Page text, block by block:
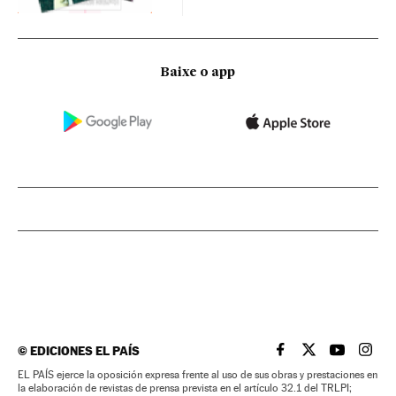
Baixe o app
©EDICIONES EL PAÍS EL PAÍS BRASIL EN
EL PAÍSEL PAÍS
EL
EL PAÍS ejerce la oposición expresa frente al uso de sus obras y prestaciones en
la elaboración de revistas de prensa prevista en el artículo 32.1 del TRLPI;